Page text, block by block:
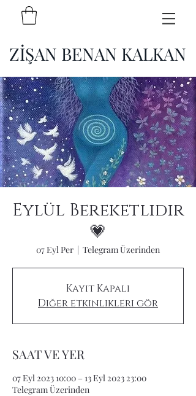
ZİŞAN BENAN KALKAN
Eylül Bereketlidir
💗
07 Eyl Per
  |
Telegram Üzerinden
Kayıt Kapalı
Diğer etkinlikleri gör
SAAT VE YER
07 Eyl 2023 10:00 – 13 Eyl 2023 23:00
Telegram Üzerinden